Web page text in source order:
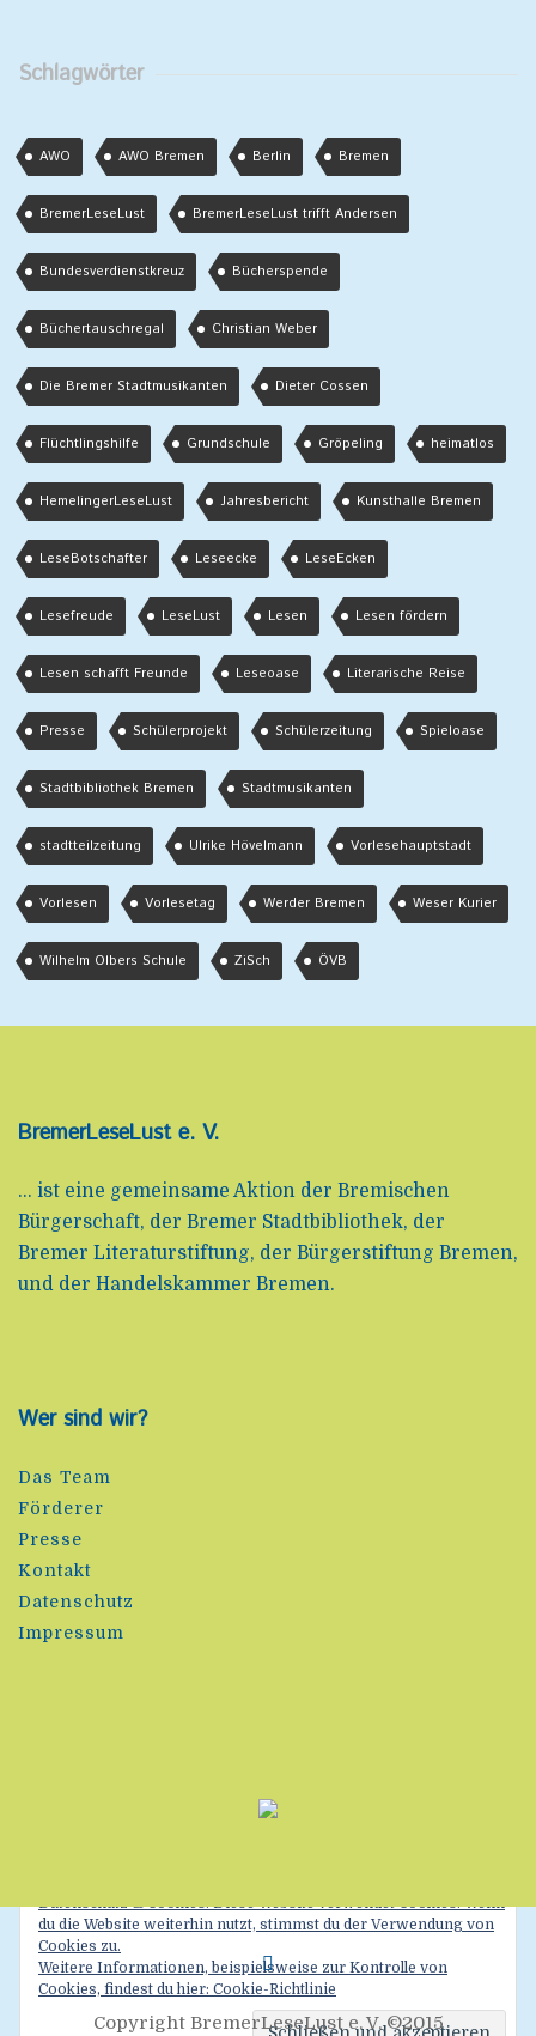
Datenschutz & Cookies: Diese Website verwendet Cookies. Wenn
du die Website weiterhin nutzt, stimmst du der Verwendung von
Cookies zu.
Weitere Informationen, beispielsweise zur Kontrolle von
Cookies, findest du hier: Cookie-Richtlinie
Schlagwörter
AWO AWO Bremen Berlin Bremen
BremerLeseLust BremerLeseLust trifft Andersen
Bundesverdienstkreuz Bücherspende
Büchertauschregal Christian Weber
Die Bremer Stadtmusikanten Dieter Cossen
Flüchtlingshilfe Grundschule Gröpeling heimatlos
HemelingerLeseLust Jahresbericht Kunsthalle Bremen
LeseBotschafter Leseecke LeseEcken
Lesefreude LeseLust Lesen Lesen fördern
Lesen schafft Freunde Leseoase Literarische Reise
Presse Schülerprojekt Schülerzeitung Spieloase
Stadtbibliothek Bremen Stadtmusikanten
stadtteilzeitung Ulrike Hövelmann Vorlesehauptstadt
Vorlesen Vorlesetag Werder Bremen Weser Kurier
Wilhelm Olbers Schule ZiSch ÖVB
BremerLeseLust e. V.
... ist eine gemeinsame Aktion der Bremischen
Bürgerschaft, der Bremer Stadtbibliothek, der
Bremer Literaturstiftung, der Bürgerstiftung Bremen,
und der Handelskammer Bremen.
Wer sind wir?
Das Team
Förderer
Presse
Kontakt
Datenschutz
Impressum
Copyright BremerLeseLust e. V. ©2015